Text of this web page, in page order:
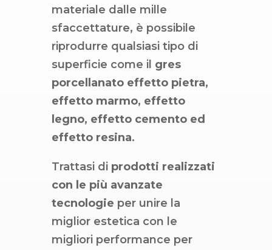
materiale dalle mille
sfaccettature, è possibile
riprodurre qualsiasi tipo di
superficie come il gres
porcellanato effetto pietra,
effetto marmo, effetto
legno, effetto cemento ed
effetto resina.
Trattasi di prodotti realizzati
con le più avanzate
tecnologie per unire la
miglior estetica con le
migliori performance per